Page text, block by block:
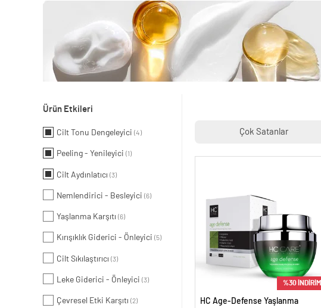
Ürün Etkileri
Cilt Tonu Dengeleyici (4)
Peeling - Yenileyici (1)
Cilt Aydınlatıcı (3)
Nemlendirici - Besleyici (6)
Yaşlanma Karşıtı (6)
Kırışıklık Giderici - Önleyici (5)
Cilt Sıkılaştırıcı (3)
Leke Giderici - Önleyici (3)
Çevresel Etki Karşıtı (2)
Çok Satanlar
%30 İNDİRİM
HC Age-Defense Yaşlanma